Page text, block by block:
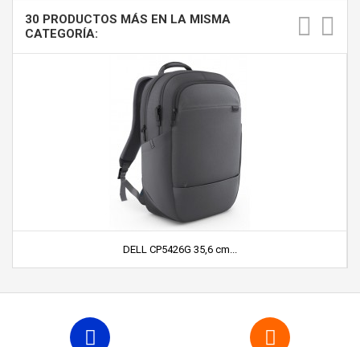
30 PRODUCTOS MÁS EN LA MISMA
CATEGORÍA:
DELL CP5426G 35,6 cm...